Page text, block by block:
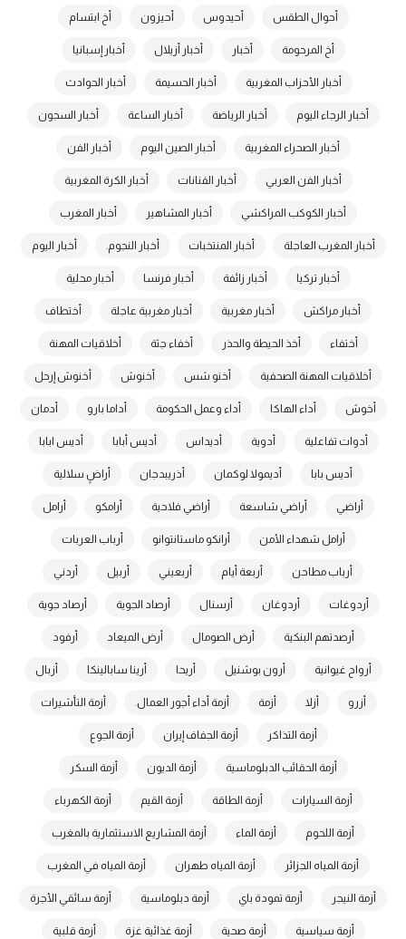
أحوال الطقس أحيدوس أحيزون أخ ابتسام
أخ المرحومة أخبار أخبار أزيلال أخبار إسبانيا
أخبار الأحزاب المغربية أخبار الحسيمة أخبار الحوادث
أخبار الرجاء اليوم أخبار الرياضة أخبار الساعة أخبار السجون
أخبار الصحراء المغربية أخبار الصين اليوم أخبار الفن
أخبار الفن العربي أخبار الفنانات أخبار الكرة المغربية
أخبار الكوكب المراكشي أخبار المشاهير أخبار المغرب
أخبار المغرب العاجلة أخبار المنتخبات أخبار النجوم. أخبار اليوم
أخبار تركيا أخبار زائفة أخبار فرنسا أخبار محلية
أخبار مراكش أخبار مغربية أخبار مغربية عاجلة أختطاف
أختفاء أخذ الحيطة والحذر أخفاء جثة أخلاقيات المهنة
أخلاقيات المهنة الصحفية أخنو شس أخنوش أخنوش إرحل
أخوش أداء الهاكا أداء وعمل الحكومة أداما بارو أدمان
أدوات تفاعلية أدوية أديداس أديس أبابا أديس ابابا
أديس بابا أديمولا لوكمان أذريبدجان أراضٍ سلالية
أراضي أراضي شاسعة أراضي فلاحية أرامكو أرامل
أرامل شهداء الأمن أرانكو ماستانتوانو أرباب العربات
أرباب مطاحن أربعة أيام أربعيني أربيل أردني
أردوغات أردوغان أرسنال أرصاد الجوية أرصاد جوية
أرصدتهم البنكية أرض الصومال أرض الميعاد أرفود
أرواح غيوانية أرون بوشنيل أريحا أرينا سابالينكا أزبال
أزرو أزلا أزمة أزمة أداء أجور العمال. أزمة التأشيرات
أزمة التذاكر أزمة الجفاف إيران أزمة الجوع
أزمة الحقائب الدبلوماسية أزمة الديون أزمة السكر
أزمة السيارات أزمة الطاقة أزمة القيم أزمة الكهرباء
أزمة اللحوم أزمة الماء أزمة المشاريع الاستثمارية بالمغرب
أزمة المياه الجزائر أزمة المياه طهران أزمة المياه في المغرب
أزمة النيجر أزمة تمودة باي أزمة دبلوماسية أزمة سائقي الأجرة
أزمة سياسية أزمة صحية أزمة غذائية غزة أزمة قلبية